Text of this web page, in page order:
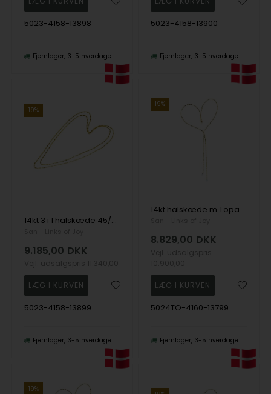
5023-4158-13898
Fjernlager 3-5 hverdage
5023-4158-13900
Fjernlager 3-5 hverdage
19%
14kt 3 i 1 halskæde 45/50/55cm, fra San - Links of Joy
9.185,00 DKK
5023-4158-13899
Fjernlager 3-5 hverdage
19%
14kt halskæde m.Topas 50cm, fra San - Links of Joy
8.829,00 DKK
5024TO-4160-13799
Fjernlager 3-5 hverdage
19%